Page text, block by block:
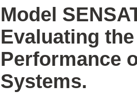
Model
Evaluating
Performance
Systems.